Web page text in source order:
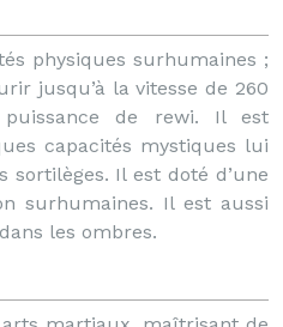
physiques surhumaines ;
jusqu’à la vitesse de 260
de rewi. Il est
capacités mystiques lui
Il est doté d’une
surhumaines. Il est aussi
les ombres.